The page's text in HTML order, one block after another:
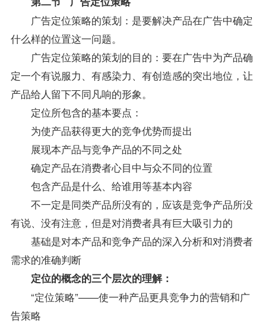
广告定位策略的策划：是要解决产品在广告中确定
什么样的位置这一问题。
广告定位策略的策划的目的：要在广告中为产品确
定一个有说服力、有感染力、有创造感的突出地位，让
产品给人留下不同凡响的形象。
定位所包含的基本要点：
为使产品获得更大的竞争优势而提出
展现本产品与竞争产品的不同之处
确定产品在消费者心目中与众不同的位置
包含产品是什么、给谁用等基本内容
不一定是同类产品所没有的，应该是竞争产品所没
有说、没有注意，但是对消费者具有巨大吸引力的
基础是对本产品和竞争产品的深入分析和对消费者
需求的准确判断
定位的概念的三个层次的理解：
“定位策略”——使一种产品更具竞争力的营销和广
告策略